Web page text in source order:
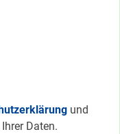
und
Daten.